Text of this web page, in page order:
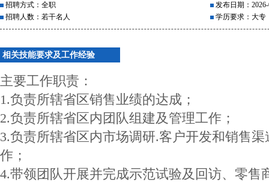
招聘方式：全职
招聘人数：若干名人
发布日期：
学历要求：大专
相关技能要求及工作经验
主要工作职责：
1.负责所辖省区销售业绩的达成；
2.负责所辖省区内团队组建及管理工作；
3.负责所辖省区内市场调研.客户开发和销售
作；
4.带领团队开展并完成示范试验及回访、零售